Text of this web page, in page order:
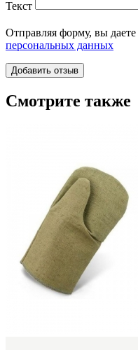
Текст
Отправляя форму, вы даете
персональных данных
Смотрите также